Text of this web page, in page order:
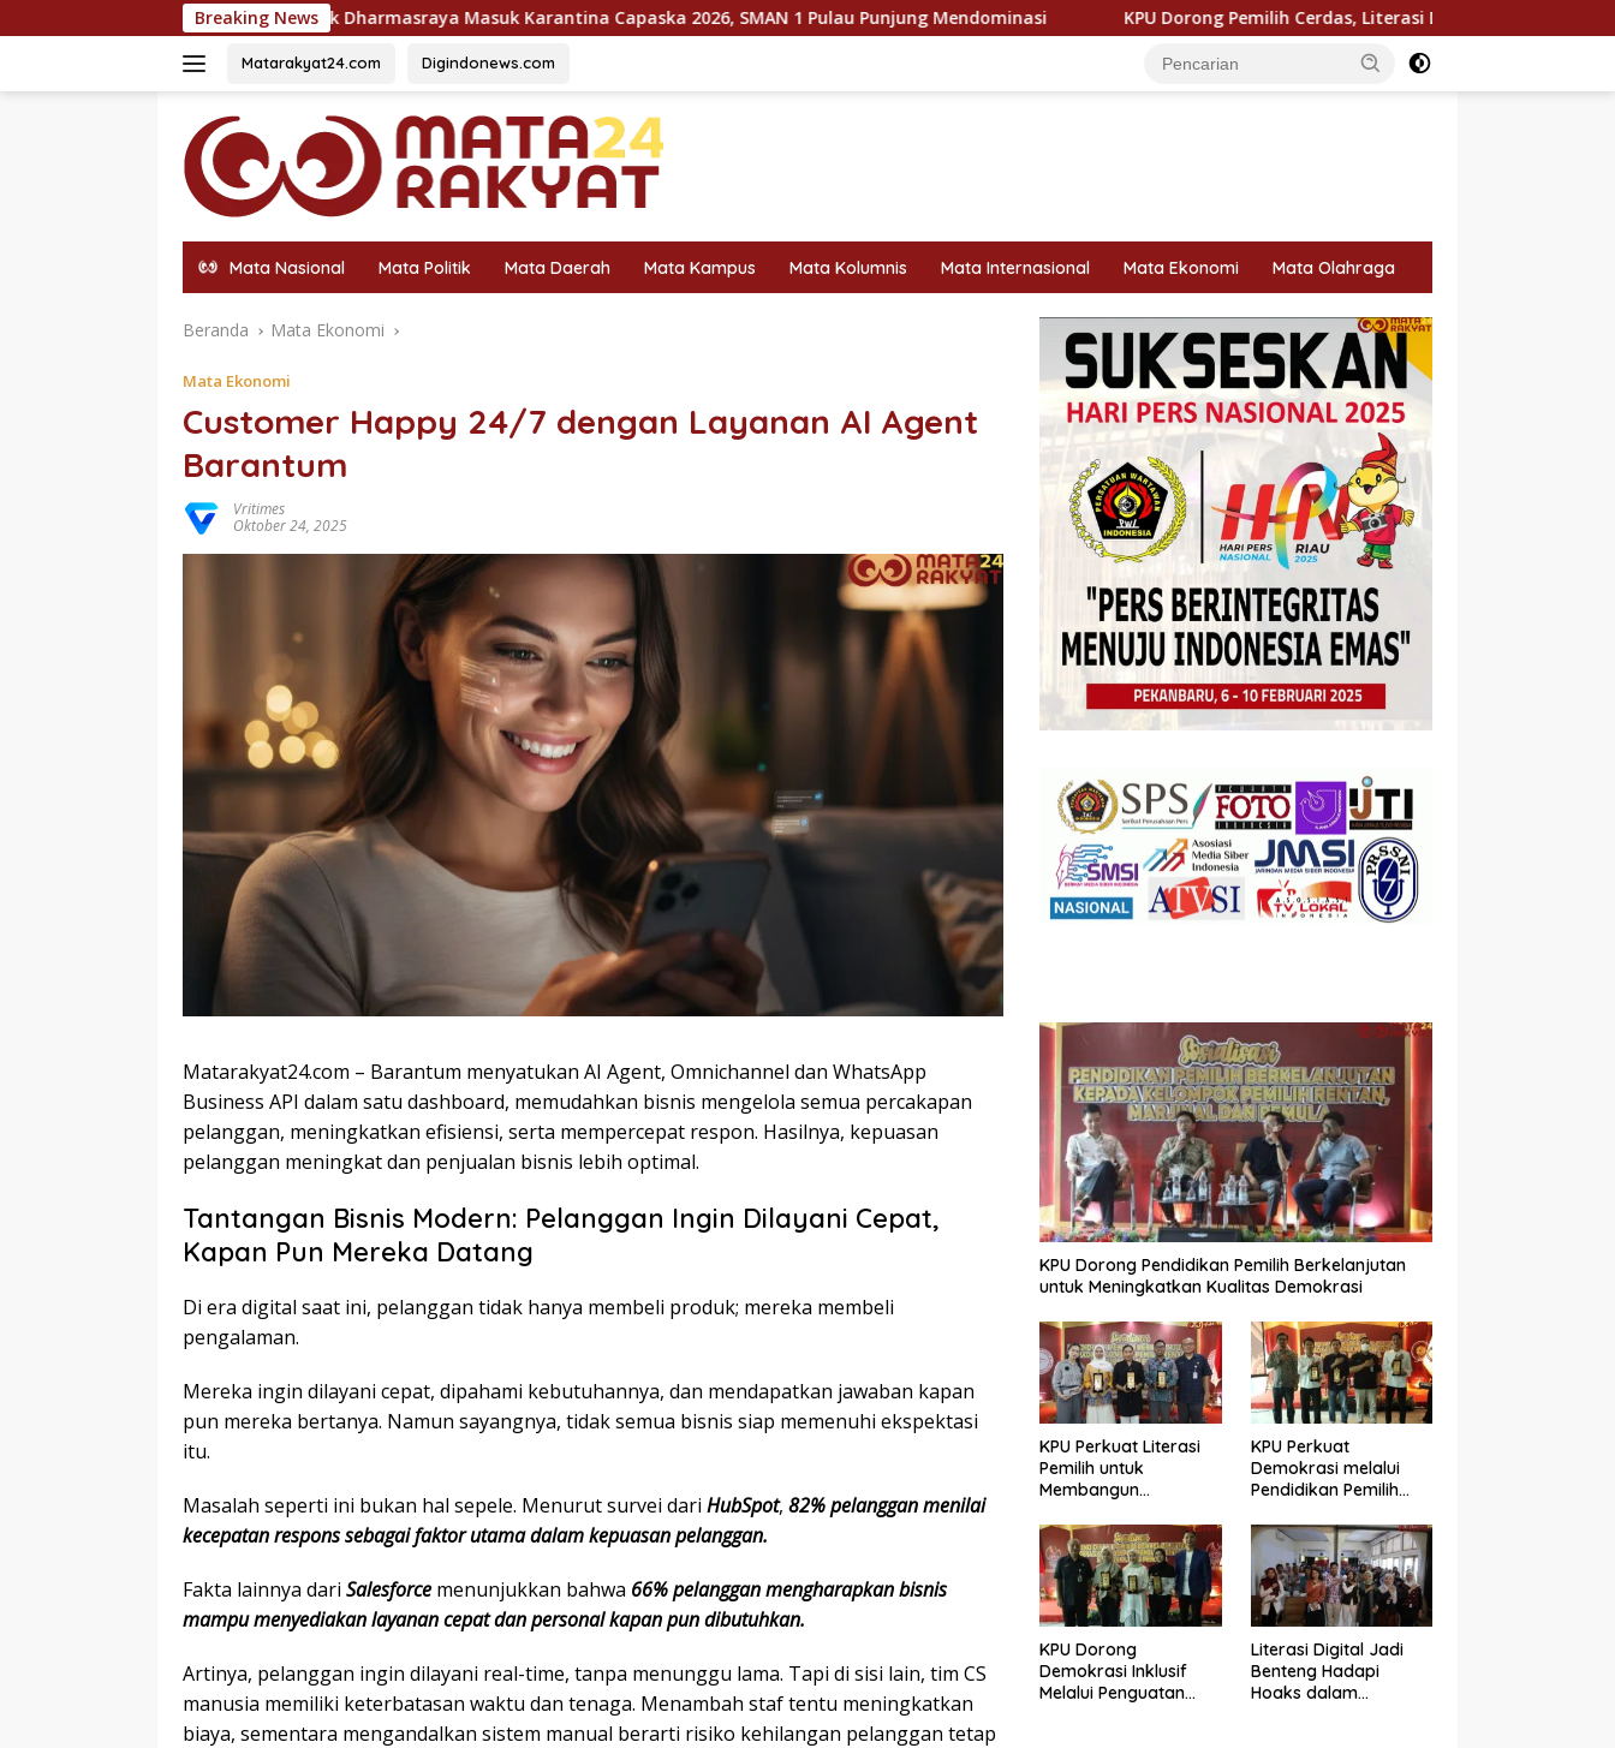
ke
Breaking News
54 Siswa Terbaik Dharmasraya Masuk Karantina Capaska 2026, SMAN 1 Pulau Punjung Mendominasi KPU Dorong Pemilih Cerdas, Literasi Digital dan Tolak Politik Uang Jadi
Matarakyat24.com Digindonews.com
Mata Nasional Mata Politik Mata Daerah Mata Kampus Mata Kolumnis Mata Internasional Mata Ekonomi Mata Olahraga
Beranda Mata Ekonomi
Mata Ekonomi
Customer Happy 24/7 dengan Layanan AI Agent
Barantum
Vritimes
Oktober 24, 2025
Matarakyat24.com – Barantum menyatukan AI Agent, Omnichannel dan WhatsApp
Business API dalam satu dashboard, memudahkan bisnis mengelola semua percakapan
pelanggan, meningkatkan efisiensi, serta mempercepat respon. Hasilnya, kepuasan
pelanggan meningkat dan penjualan bisnis lebih optimal.
Tantangan Bisnis Modern: Pelanggan Ingin Dilayani Cepat,
Kapan Pun Mereka Datang
Di era digital saat ini, pelanggan tidak hanya membeli produk; mereka membeli
pengalaman.
Mereka ingin dilayani cepat, dipahami kebutuhannya, dan mendapatkan jawaban kapan
pun mereka bertanya. Namun sayangnya, tidak semua bisnis siap memenuhi ekspektasi
itu.
Masalah seperti ini bukan hal sepele. Menurut survei dari HubSpot, 82% pelanggan menilai
kecepatan respons sebagai faktor utama dalam kepuasan pelanggan.
Fakta lainnya dari Salesforce menunjukkan bahwa 66% pelanggan mengharapkan bisnis
mampu menyediakan layanan cepat dan personal kapan pun dibutuhkan.
Artinya, pelanggan ingin dilayani real-time, tanpa menunggu lama. Tapi di sisi lain, tim CS
manusia memiliki keterbatasan waktu dan tenaga. Menambah staf tentu meningkatkan
biaya, sementara mengandalkan sistem manual berarti risiko kehilangan pelanggan tetap
KPU Dorong Pendidikan Pemilih Berkelanjutan
untuk Meningkatkan Kualitas Demokrasi
KPU Perkuat Literasi
Pemilih untuk
Membangun
Berkualitas
KPU Perkuat
Demokrasi melalui
Pendidikan Pemilih
Kelompok Rentan,
Marjinal, dan Pemula
KPU Dorong
Demokrasi Inklusif
Melalui Penguatan
Literasi Digital Jadi
Benteng Hadapi
Hoaks dalam